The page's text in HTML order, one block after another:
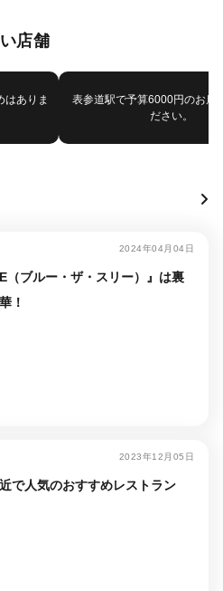
店舗
はありま
表参道駅で予算6000円のお店
ださい。
2024年04月04日
（ブルー・ザ・スリー）』は裏
！
2023年12月05日
で人気のおすすめレストラン